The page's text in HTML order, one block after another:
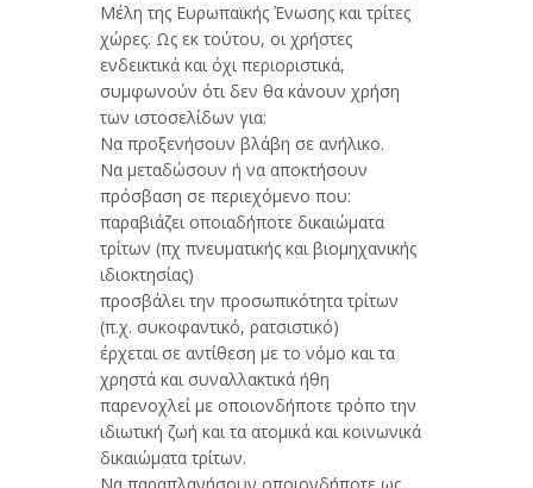
Μέλη της Ευρωπαϊκής Ένωσης και τρίτες
χώρες. Ως εκ τούτου, οι χρήστες
ενδεικτικά και όχι περιοριστικά,
συμφωνούν ότι δεν θα κάνουν χρήση
των ιστοσελίδων για:
Να προξενήσουν βλάβη σε ανήλικο.
Να μεταδώσουν ή να αποκτήσουν
πρόσβαση σε περιεχόμενο που:
παραβιάζει οποιαδήποτε δικαιώματα
τρίτων (πχ πνευματικής και βιομηχανικής
ιδιοκτησίας)
προσβάλει την προσωπικότητα τρίτων
(π.χ. συκοφαντικό, ρατσιστικό)
έρχεται σε αντίθεση με το νόμο και τα
χρηστά και συναλλακτικά ήθη
παρενοχλεί με οποιονδήποτε τρόπο την
ιδιωτική ζωή και τα ατομικά και κοινωνικά
δικαιώματα τρίτων.